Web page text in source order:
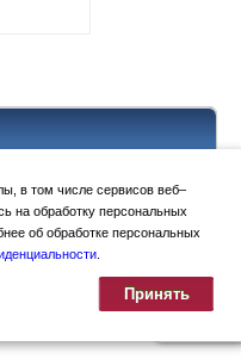
просп., 27
в том числе сервисов веб–
на обработку персональных
об обработке персональных
Принять